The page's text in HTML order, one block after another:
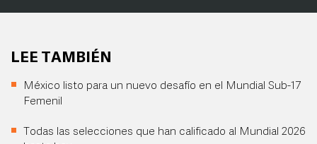
LEE TAMBIÉN
México listo para un nuevo desafío en el Mundial Sub-17
Femenil
Todas las selecciones que han calificado al Mundial 2026